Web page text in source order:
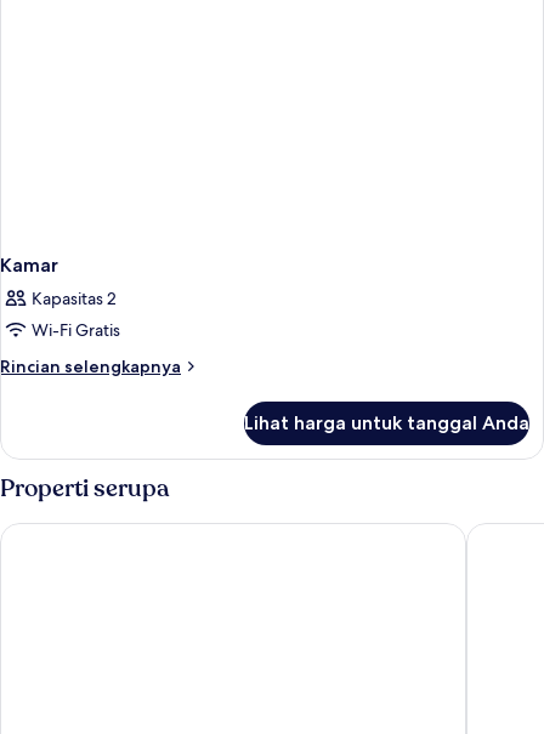
Kamar
Kapasitas 2
Wi-Fi Gratis
Rincian selengkapnya
Rincian
Kamar
Lihat harga untuk tanggal Anda
Properti serupa
Prima Hotel Melaka TF